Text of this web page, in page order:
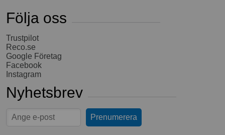
Följa oss
Trustpilot
Reco.se
Google Företag
Facebook
Instagram
Nyhetsbrev